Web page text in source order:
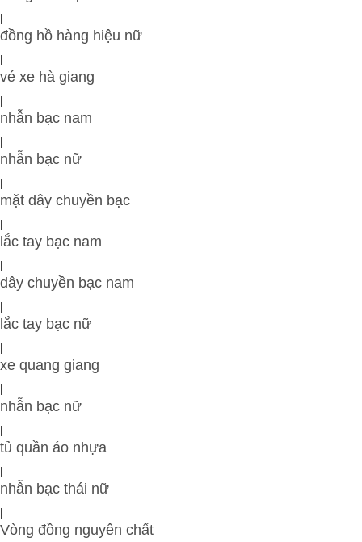
|
đồng hồ hàng hiệu nữ
|
vé xe hà giang
|
nhẫn bạc nam
|
nhẫn bạc nữ
|
mặt dây chuyền bạc
|
lắc tay bạc nam
|
dây chuyền bạc nam
|
lắc tay bạc nữ
|
xe quang giang
|
nhẫn bạc nữ
|
tủ quần áo nhựa
|
nhẫn bạc thái nữ
|
Vòng đồng nguyên chất